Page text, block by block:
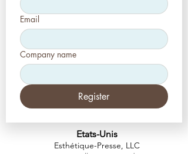
Email
Company name
Register
Etats-Unis
Esthétique-Presse, LLC
2226, allée Toniwood